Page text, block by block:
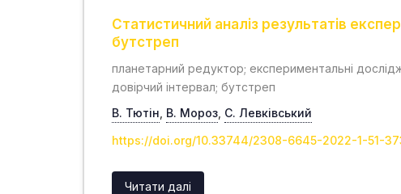
Статистичний аналіз результатів
бутстреп
планетарний редуктор; експериментальні
довірчий інтервал; бутстреп
В. Тютін В. Мороз С. Левківський
https://doi.org/10.33744/2308-6645-2022-1-51-
Читати далі